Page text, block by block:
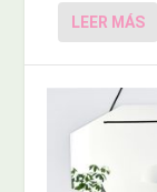
LEER MÁS